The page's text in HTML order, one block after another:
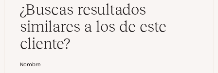
¿Buscas resultados
similares a los de este
cliente?
Nombre